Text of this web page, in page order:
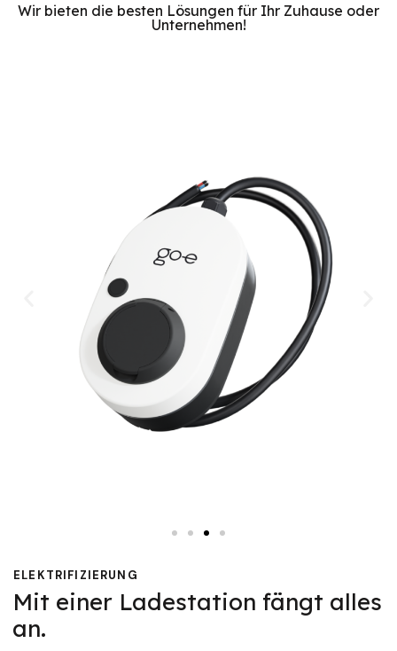
Wir bieten die besten Lösungen für Ihr Zuhause oder
Unternehmen!
ELEKTRIFIZIERUNG
Mit einer Ladestation fängt alles
an.